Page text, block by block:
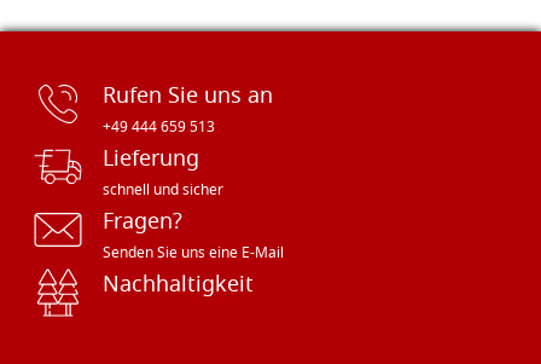
Rufen Sie uns an
+49 444 659 513
Lieferung
schnell und sicher
Fragen?
Senden Sie uns eine E-Mail
Nachhaltigkeit